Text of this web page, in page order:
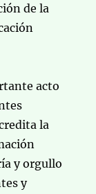
de la
acto
la
y orgullo
y